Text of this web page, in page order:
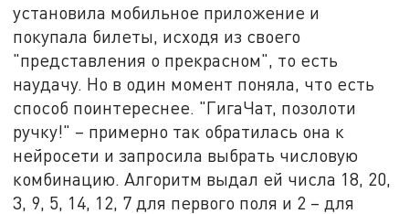
установила мобильное приложение и
покупала билеты, исходя из своего
"представления о прекрасном", то есть
наудачу. Но в один момент поняла, что есть
способ поинтереснее. "ГигаЧат, позолоти
ручку!" – примерно так обратилась она к
нейросети и запросила выбрать числовую
комбинацию. Алгоритм выдал ей числа 18, 20,
3, 9, 5, 14, 12, 7 для первого поля и 2 – для